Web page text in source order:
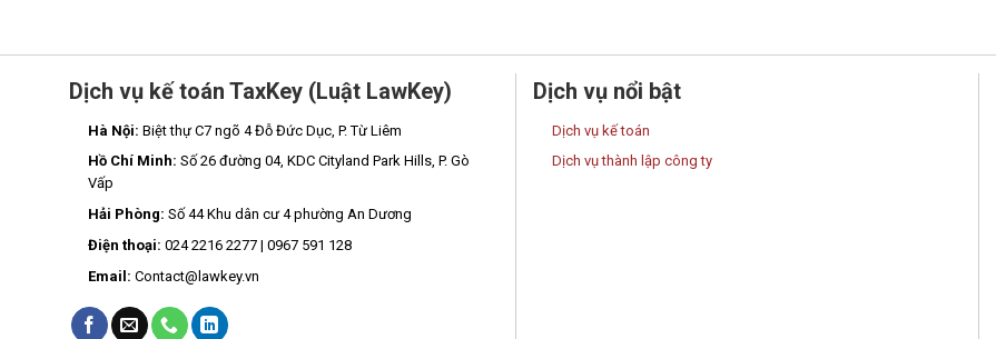
Dịch vụ kế toán TaxKey (Luật LawKey)
Hà Nội: Biệt thự C7 ngõ 4 Đỗ Đức Dục, P. Từ Liêm
Hồ Chí Minh: Số 26 đường 04, KDC Cityland Park Hills, P. Gò
Vấp
Hải Phòng: Số 44 Khu dân cư 4 phường An Dương
Điện thoại: 024 2216 2277 | 0967 591 128
Email: Contact@lawkey.vn
Dịch vụ nổi bật
Dịch vụ kế toán
Dịch vụ thành lập công ty